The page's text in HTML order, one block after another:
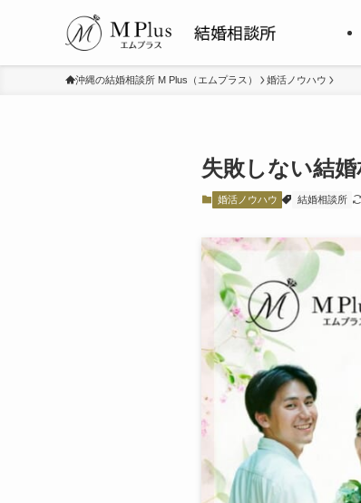
沖縄の結婚相談所 M Plus（エムプラス） 婚活ノウハウ
失敗しない結
婚活ノウハウ 結婚相談所